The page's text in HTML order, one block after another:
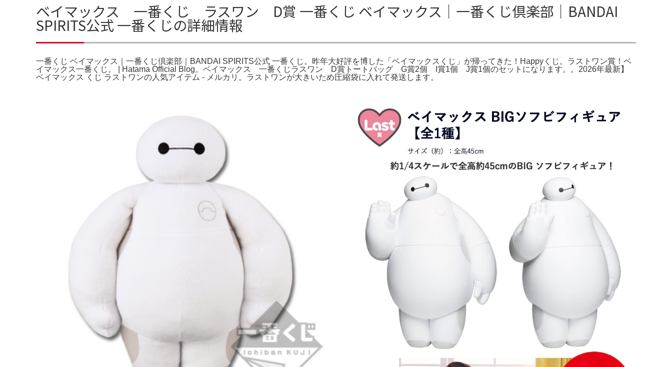
ベイマックス 一番くじ ラスワン D賞 一番くじ ベイマックス｜一番くじ倶楽部｜BANDAI
SPIRITS公式 一番くじの詳細情報
一番くじ ベイマックス｜一番くじ倶楽部｜BANDAI SPIRITS公式 一番くじ。昨年大好評を博した「ベイマックスくじ」が帰ってきた！Happyくじ。ラストワン賞！ベ
イマックス一番くじ。 | Hatama Official Blog。ベイマックス 一番くじラスワン D賞トートバッグ G賞2個 I賞1個 J賞1個のセットになります。。2026年最新】
ベイマックス くじ ラストワンの人気アイテム - メルカリ。ラストワンが大きいため圧縮袋に入れて発送します。